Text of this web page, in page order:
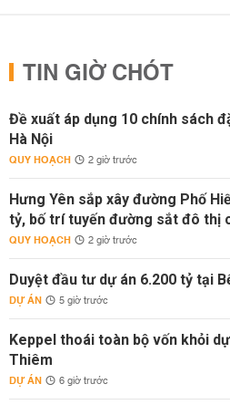
TIN GIỜ CHÓT
Đề xuất áp dụng 10 chính sách
Hà Nội
QUY HOẠCH 2 giờ trước
Hưng Yên sắp xây đường Phố
tỷ, bố trí tuyến đường sắt đô thị
QUY HOẠCH 2 giờ trước
Duyệt đầu tư dự án 6.200 tỷ tại
DỰ ÁN 5 giờ trước
Keppel thoái toàn bộ vốn khỏi
Thiêm
DỰ ÁN 6 giờ trước